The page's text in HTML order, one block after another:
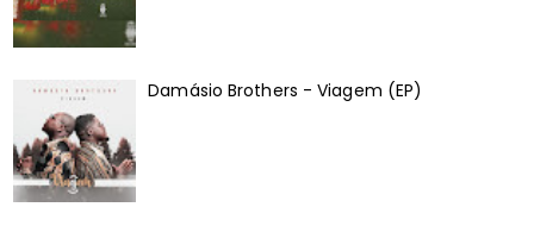
Damásio Brothers - Viagem (EP)